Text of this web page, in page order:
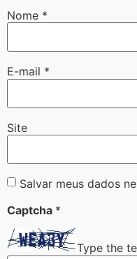
Nome *
E-mail *
Site
Salvar meus dados
Captcha *
Type the